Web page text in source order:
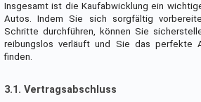
Insgesamt ist die Kaufabwicklung ein
Autos. Indem Sie sich sorgfältig
Schritte durchführen, können Sie
reibungslos verläuft und Sie das perfekte
finden.
3.1. Vertragsabschluss